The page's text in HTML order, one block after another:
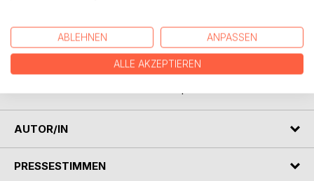
Alterssicherungssysteme in Deutschland geben und
welche Anpassungen hinsichtlich des demografischen
Wandels vorgenommen wurden. Von zentraler Bedeutung
ist dabei die Frage, wie die Bundesregierung künftig das
AUTOR/IN
PRESSESTIMMEN
ABLEHNEN ANPASSEN
ALLE AKZEPTIEREN